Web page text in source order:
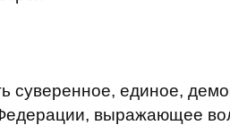
суверенное, единое,
выражающее